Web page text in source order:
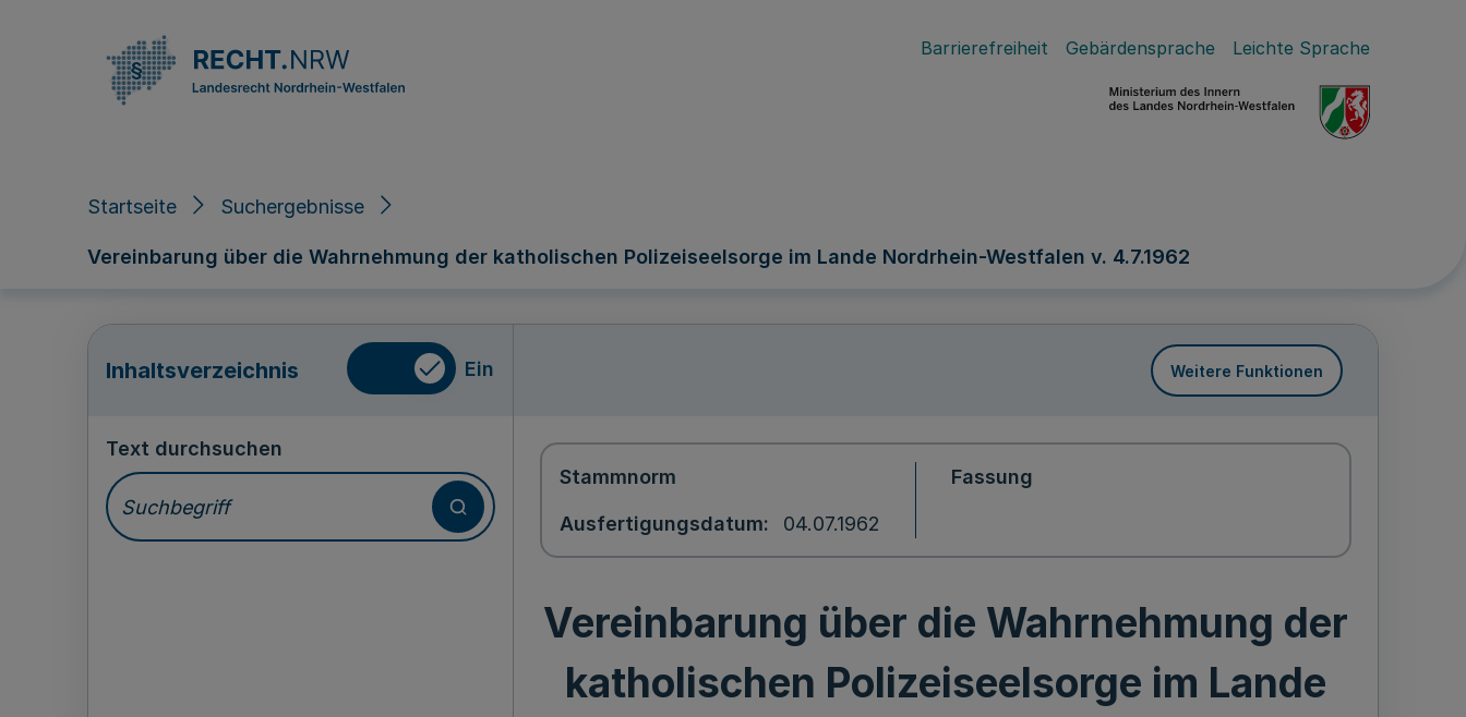
Barrierefreiheit Gebärdensprache Leichte Sprache
Startseite Suchergebnisse
Vereinbarung über die Wahrnehmung der katholischen Polizeiseelsorge im Lande Nordrhein-Westfalen v. 4.7.1962
Inhaltsverzeichnis Ein Weitere Funktionen
Text durchsuchen
Stammnorm
Ausfertigungsdatum 04.07.1962
Fassung
Vereinbarung über die Wahrnehmung der
katholischen Polizeiseelsorge im Lande